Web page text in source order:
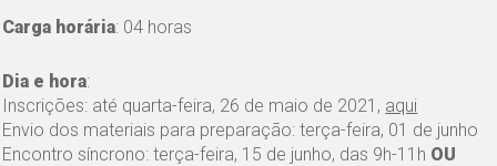
Carga horária: 04 horas
Dia e hora:
Inscrições: até quarta-feira, 26 de maio de 2021, aqui
Envio dos materiais para preparação: terça-feira, 01 de junho
Encontro síncrono: terça-feira, 15 de junho, das 9h-11h OU